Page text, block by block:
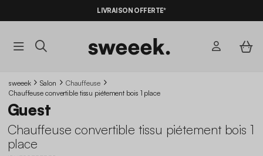
LIVRAISON OFFERTE*
sweeek Salon
Chauffeuse
Chauffeuse convertible tissu piétement bois 1 place
Guest
Chauffeuse convertible tissu piétement bois 1
place